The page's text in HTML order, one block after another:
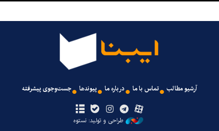
آرشیو مطالب تماس با ما درباره ما پیوندها جست‌وجوی پیشرفته
طراحی و تولید: نستوه